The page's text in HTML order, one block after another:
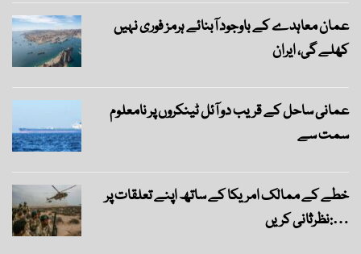
عمان معاہدے کے باوجود آبنائے ہرمز فوری نہیں
کھلے گی، ایران
عمانی ساحل کے قریب دو آئل ٹینکروں پر نامعلوم
سمت سے
خطے کے ممالک امریکا کے ساتھ اپنے تعلقات پر
نظرثانی کریں:…